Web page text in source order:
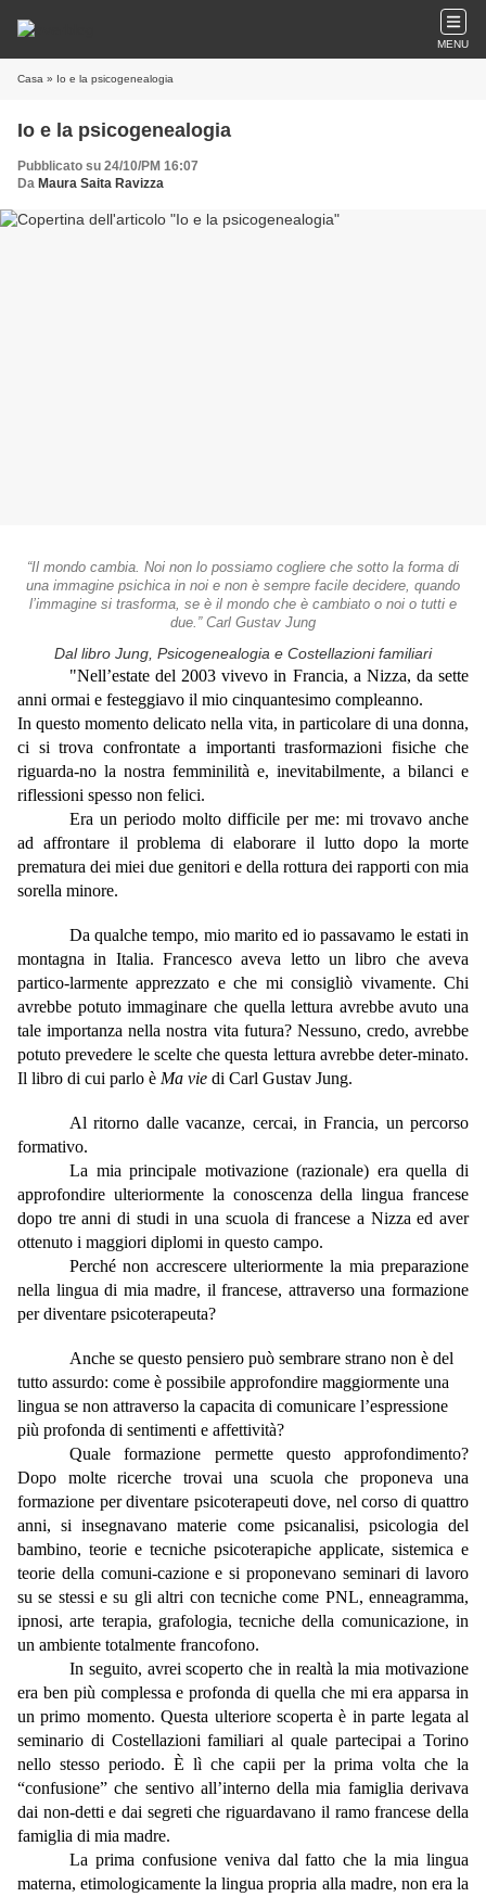
MENU
Casa » Io e la psicogenealogia
Io e la psicogenealogia
Pubblicato su 24/10/PM 16:07
Da Maura Saita Ravizza
“Il mondo cambia. Noi non lo possiamo cogliere che sotto la forma di
una immagine psichica in noi e non è sempre facile decidere, quando
l’immagine si trasforma, se è il mondo che è cambiato o noi o tutti e
due.” Carl Gustav Jung
Dal libro Jung, Psicogenealogia e Costellazioni familiari
"Nell’estate del 2003 vivevo in Francia, a Nizza, da sette
anni ormai e festeggiavo il mio cinquantesimo compleanno.
In questo momento delicato nella vita, in particolare di una donna,
ci si trova confrontate a importanti trasformazioni fisiche che
riguarda-no la nostra femminilità e, inevitabilmente, a bilanci e
riflessioni spesso non felici.
Era un periodo molto difficile per me: mi trovavo anche
ad affrontare il problema di elaborare il lutto dopo la morte
prematura dei miei due genitori e della rottura dei rapporti con mia
sorella minore.
Da qualche tempo, mio marito ed io passavamo le estati in
montagna in Italia. Francesco aveva letto un libro che aveva
partico-larmente apprezzato e che mi consigliò vivamente. Chi
avrebbe potuto immaginare che quella lettura avrebbe avuto una
tale importanza nella nostra vita futura? Nessuno, credo, avrebbe
potuto prevedere le scelte che questa lettura avrebbe deter-minato.
Il libro di cui parlo è Ma vie di Carl Gustav Jung.
Al ritorno dalle vacanze, cercai, in Francia, un percorso
formativo.
La mia principale motivazione (razionale) era quella di
approfondire ulteriormente la conoscenza della lingua francese
dopo tre anni di studi in una scuola di francese a Nizza ed aver
ottenuto i maggiori diplomi in questo campo.
Perché non accrescere ulteriormente la mia preparazione
nella lingua di mia madre, il francese, attraverso una formazione
per diventare psicoterapeuta?
Anche se questo pensiero può sembrare strano non è del
tutto assurdo: come è possibile approfondire maggiormente una
lingua se non attraverso la capacita di comunicare l’espressione
più profonda di sentimenti e affettività?
Quale formazione permette questo approfondimento?
Dopo molte ricerche trovai una scuola che proponeva una
formazione per diventare psicoterapeuti dove, nel corso di quattro
anni, si insegnavano materie come psicanalisi, psicologia del
bambino, teorie e tecniche psicoterapiche applicate, sistemica e
teorie della comuni-cazione e si proponevano seminari di lavoro
su se stessi e su gli altri con tecniche come PNL, enneagramma,
ipnosi, arte terapia, grafologia, tecniche della comunicazione, in
un ambiente totalmente francofono.
In seguito, avrei scoperto che in realtà la mia motivazione
era ben più complessa e profonda di quella che mi era apparsa in
un primo momento. Questa ulteriore scoperta è in parte legata al
seminario di Costellazioni familiari al quale partecipai a Torino
nello stesso periodo. È lì che capii per la prima volta che la
“confusione” che sentivo all’interno della mia famiglia derivava
dai non-detti e dai segreti che riguardavano il ramo francese della
famiglia di mia madre.
La prima confusione veniva dal fatto che la mia lingua
materna, etimologicamente la lingua propria alla madre, non era la